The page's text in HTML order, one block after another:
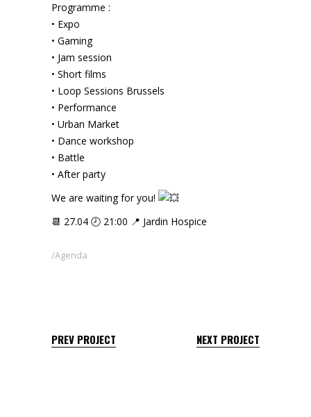
Programme :
• Expo
• Gaming
• Jam session
• Short films
• Loop Sessions Brussels
• Performance
• Urban Market
• Dance workshop
• Battle
• After party
We are waiting for you!
📆 27.04 🕗 21:00 📍 Jardin Hospice
Agenda
PREV PROJECT NEXT PROJECT